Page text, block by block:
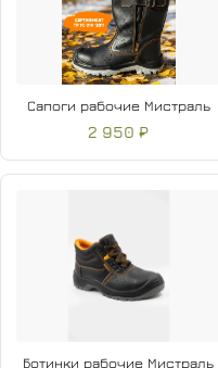
Сапоги рабочие Мистраль
2 950 ₽
Ботинки рабочие Мистраль